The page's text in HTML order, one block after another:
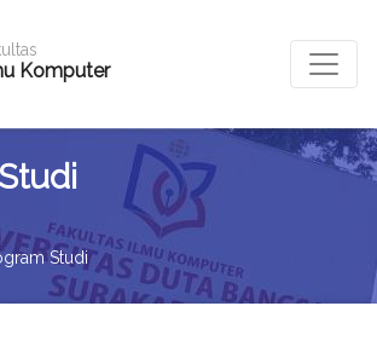
Komputer
Studi